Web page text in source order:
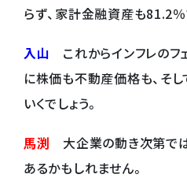
らず、家計金融資産も81.2％
入山 これからインフレのフ
に株価も不動産価格も、そ
いくでしょう。
馬渕 大企業の動き次第で
あるかもしれません。